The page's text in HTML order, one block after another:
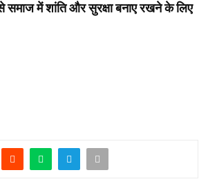
समाज में शांति और सुरक्षा बनाए रखने के लिए